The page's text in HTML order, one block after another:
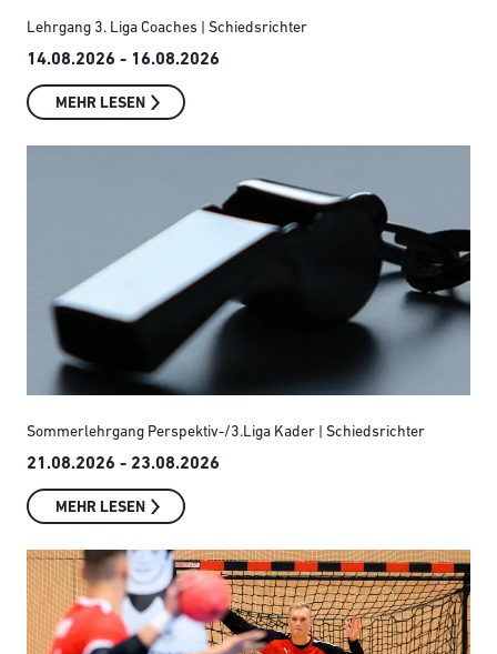
Lehrgang 3. Liga Coaches | Schiedsrichter
14.08.2026 - 16.08.2026
MEHR LESEN
Sommerlehrgang Perspektiv-/3.Liga Kader | Schiedsrichter
21.08.2026 - 23.08.2026
MEHR LESEN